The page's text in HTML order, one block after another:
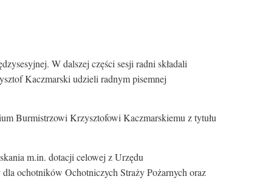
W dalszej części sesji radni składali
Kaczmarski udzieli radnym pisemnej
Burmistrzowi Krzysztofowi Kaczmarskiemu z tytułu
m.in. dotacji celowej z Urzędu
ochotników Ochotniczych Straży Pożarnych oraz